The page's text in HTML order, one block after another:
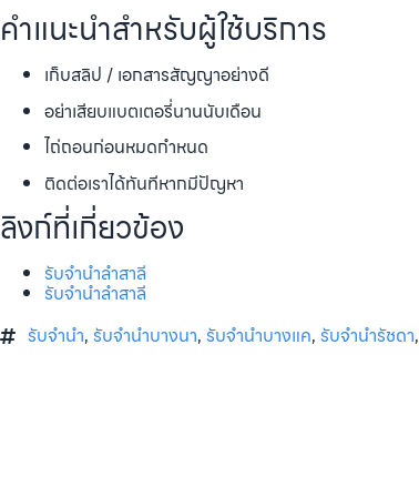
คำแนะนำสำหรับผู้ใช้บริการ
เก็บสลิป / เอกสารสัญญาอย่างดี
อย่าเสียบแบตเตอรี่นานนับเดือน
ไถ่ถอนก่อนหมดกำหนด
ติดต่อเราได้ทันทีหากมีปัญหา
ลิงก์ที่เกี่ยวข้อง
รับจำนำลำสาลี
รับจำนำลำสาลี
รับจำนำ, รับจำนำบางนา, รับจำนำบางแค, รับจำนำรัชดา,